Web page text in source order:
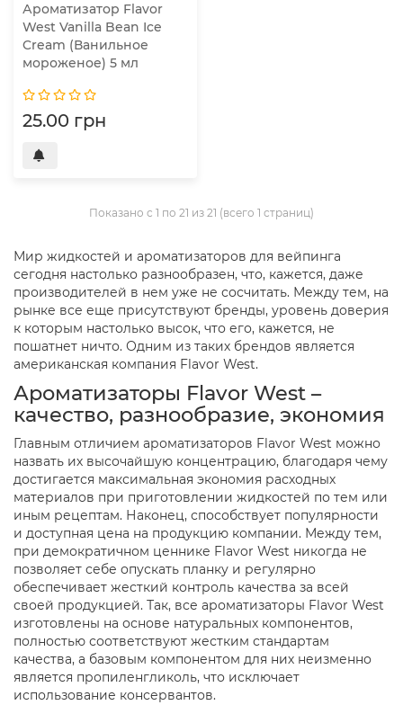
Ароматизатор Flavor
West Vanilla Bean Ice
Cream (Ванильное
мороженое) 5 мл
25.00 грн
Показано с 1 по 21 из 21 (всего 1 страниц)
Мир жидкостей и ароматизаторов для вейпинга
сегодня настолько разнообразен, что, кажется, даже
производителей в нем уже не сосчитать. Между тем, на
рынке все еще присутствуют бренды, уровень доверия
к которым настолько высок, что его, кажется, не
пошатнет ничто. Одним из таких брендов является
американская компания Flavor West.
Ароматизаторы Flavor West –
качество, разнообразие, экономия
Главным отличием ароматизаторов Flavor West можно
назвать их высочайшую концентрацию, благодаря чему
достигается максимальная экономия расходных
материалов при приготовлении жидкостей по тем или
иным рецептам. Наконец, способствует популярности
и доступная цена на продукцию компании. Между тем,
при демократичном ценнике Flavor West никогда не
позволяет себе опускать планку и регулярно
обеспечивает жесткий контроль качества за всей
своей продукцией. Так, все ароматизаторы Flavor West
изготовлены на основе натуральных компонентов,
полностью соответствуют жестким стандартам
качества, а базовым компонентом для них неизменно
является пропиленгликоль, что исключает
использование консервантов.